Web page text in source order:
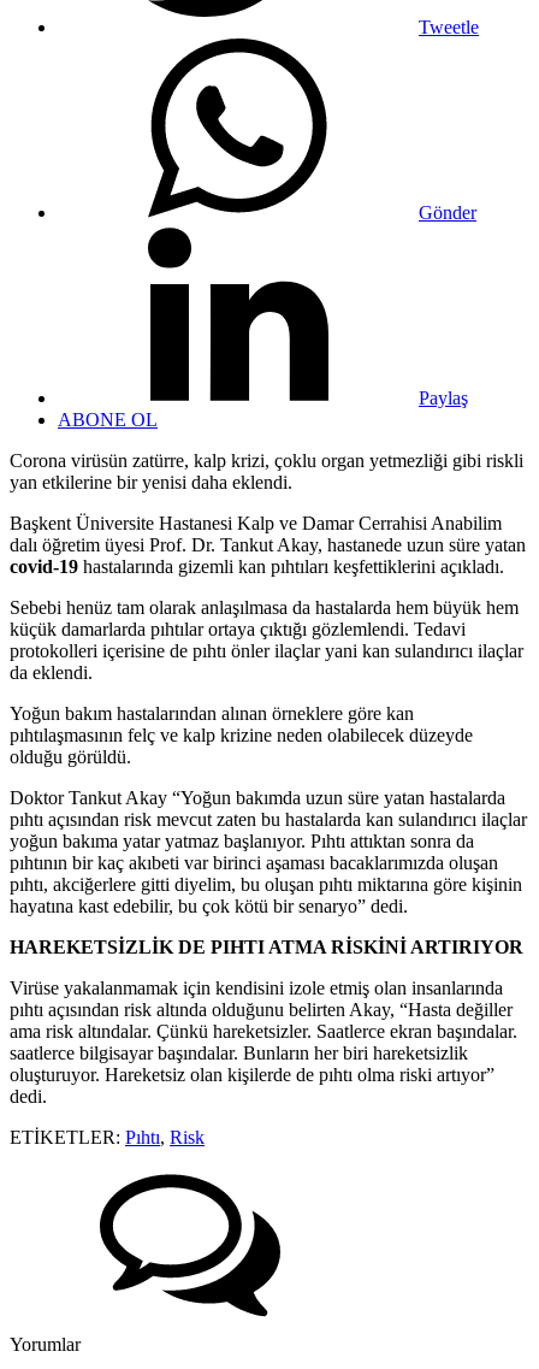
Tweetle
Gönder
Paylaş
ABONE OL
Corona virüsün zatürre, kalp krizi, çoklu organ yetmezliği gibi riskli
yan etkilerine bir yenisi daha eklendi.
Başkent Üniversite Hastanesi Kalp ve Damar Cerrahisi Anabilim
dalı öğretim üyesi Prof. Dr. Tankut Akay, hastanede uzun süre yatan
covid-19 hastalarında gizemli kan pıhtıları keşfettiklerini açıkladı.
Sebebi henüz tam olarak anlaşılmasa da hastalarda hem büyük hem
küçük damarlarda pıhtılar ortaya çıktığı gözlemlendi. Tedavi
protokolleri içerisine de pıhtı önler ilaçlar yani kan sulandırıcı ilaçlar
da eklendi.
Yoğun bakım hastalarından alınan örneklere göre kan
pıhtılaşmasının felç ve kalp krizine neden olabilecek düzeyde
olduğu görüldü.
Doktor Tankut Akay “Yoğun bakımda uzun süre yatan hastalarda
pıhtı açısından risk mevcut zaten bu hastalarda kan sulandırıcı ilaçlar
yoğun bakıma yatar yatmaz başlanıyor. Pıhtı attıktan sonra da
pıhtının bir kaç akıbeti var birinci aşaması bacaklarımızda oluşan
pıhtı, akciğerlere gitti diyelim, bu oluşan pıhtı miktarına göre kişinin
hayatına kast edebilir, bu çok kötü bir senaryo” dedi.
HAREKETSİZLİK DE PIHTI ATMA RİSKİNİ ARTIRIYOR
Virüse yakalanmamak için kendisini izole etmiş olan insanlarında
pıhtı açısından risk altında olduğunu belirten Akay, “Hasta değiller
ama risk altındalar. Çünkü hareketsizler. Saatlerce ekran başındalar.
saatlerce bilgisayar başındalar. Bunların her biri hareketsizlik
oluşturuyor. Hareketsiz olan kişilerde de pıhtı olma riski artıyor”
dedi.
ETİKETLER: Pıhtı, Risk
Yorumlar